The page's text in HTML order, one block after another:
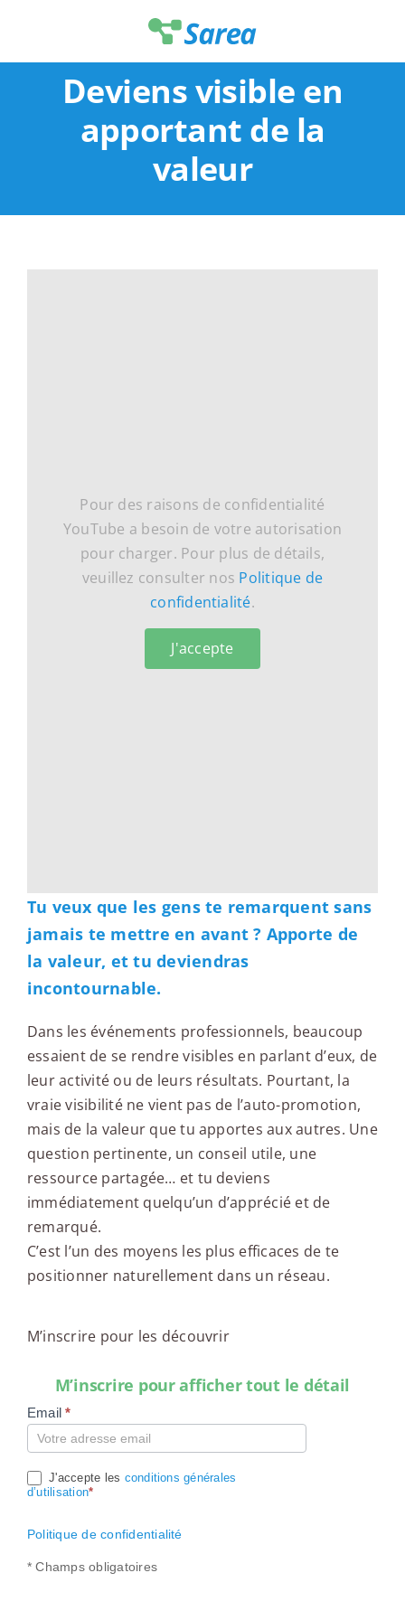
contenu
Deviens visible en
apportant de la
valeur
Pour des raisons de confidentialité
YouTube a besoin de votre autorisation
pour charger. Pour plus de détails,
veuillez consulter nos Politique de
confidentialité.
J'accepte
Tu veux que les gens te remarquent sans
jamais te mettre en avant ? Apporte de
la valeur, et tu deviendras
incontournable.
Dans les événements professionnels, beaucoup
essaient de se rendre visibles en parlant d’eux, de
leur activité ou de leurs résultats. Pourtant, la
vraie visibilité ne vient pas de l’auto-promotion,
mais de la valeur que tu apportes aux autres. Une
question pertinente, un conseil utile, une
ressource partagée… et tu deviens
immédiatement quelqu’un d’apprécié et de
remarqué.
C’est l’un des moyens les plus efficaces de te
positionner naturellement dans un réseau.
M’inscrire pour les découvrir
M’inscrire pour afficher tout le détail
Compte
Email*
J'accepte les conditions générales
d’utilisation*
Politique de confidentialité
* Champs obligatoires